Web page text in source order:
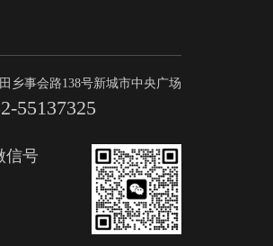
乡事会路138号新城市中央广场
55137325
信号